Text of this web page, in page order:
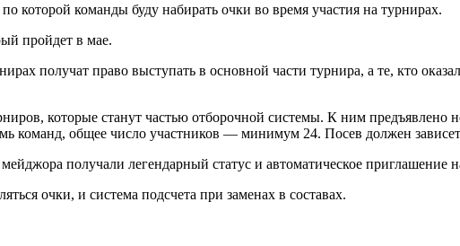
которой команды буду набирать очки во время участия на турнирах.
пройдет в мае.
получат право выступать в основной части турнира, а те, кто
которые станут частью отборочной системы. К ним предъявлено
команд, общее число участников — минимум 24. Посев должен
получали легендарный статус и автоматическое приглашение
очки, и система подсчета при заменах в составах.